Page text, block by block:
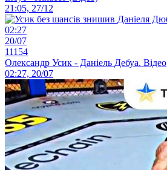
21:05, 27/12
02:27
20/07
11154
Олександр Усик - Даніель Дебуа. Відео
02:27, 20/07